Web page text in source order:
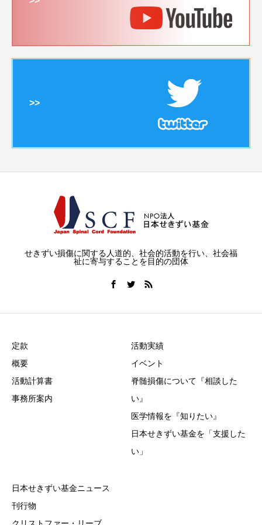
>>
せきずい損傷に関する人道的、社会的活動を行い、社会福
祉に寄与することを目的の団体
定款
概要
活動計算書
事務所案内
活動実績
イベント
脊髄損傷について『相談した
い』
医学情報を『知りたい』
日本せきずい基金を「支援した
い」
日本せきずい基金ニュース
刊行物